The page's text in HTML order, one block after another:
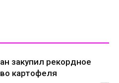
закупил рекордное
картофеля